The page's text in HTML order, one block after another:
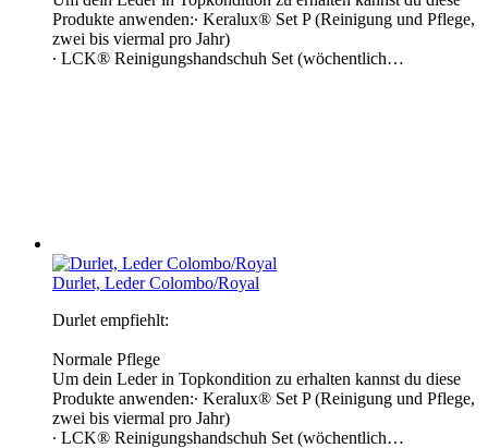
Produkte anwenden:∙ Keralux® Set P (Reinigung und Pflege,
zwei bis viermal pro Jahr)
∙ LCK® Reinigungshandschuh Set (wöchentlich…
Durlet, Leder Colombo/Royal
Durlet empfiehlt:
Normale Pflege
Um dein Leder in Topkondition zu erhalten kannst du diese
Produkte anwenden:∙ Keralux® Set P (Reinigung und Pflege,
zwei bis viermal pro Jahr)
∙ LCK® Reinigungshandschuh Set (wöchentlich…